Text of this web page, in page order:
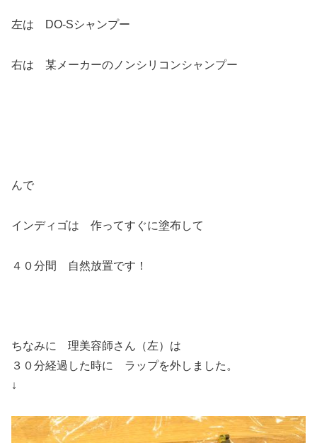
左は DO-Sシャンプー
右は 某メーカーのノンシリコンシャンプー
んで
インディゴは 作ってすぐに塗布して
４０分間 自然放置です！
ちなみに 理美容師さん（左）は
３０分経過した時に ラップを外しました。
↓